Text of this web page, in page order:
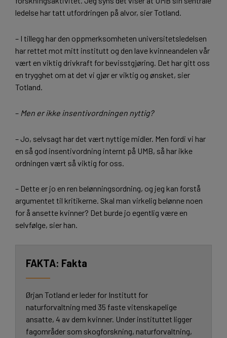
ledelse har tatt utfordringen på alvor, sier Totland.
– I tillegg har den oppmerksomheten universitetsledelsen
har rettet mot mitt institutt og den lave kvinneandelen vår
vært en viktig drivkraft for bevisstgjøring. Det har gitt oss
en trygghet om at det vi gjør er viktig og ønsket, sier
Totland.
– Men er ikke insentivordningen nyttig?
– Jo, selvsagt har det vært nyttige midler. Men fordi vi har
en så god insentivordning internt på UMB, så har ikke
ordningen vært så viktig for oss.
– Dette er jo en ren belønningsordning, og jeg kan forstå
argumentet til kritikerne. Skal man virkelig belønne noen
for å ansette kvinner? Det burde jo egentlig være en
selvfølge, sier han.
Fakta
Ørjan Totland er leder for Institutt for
naturforvaltning med 35 faste vitenskapelige
ansatte, 4 av dem kvinner. Under instituttet ligger
fagområder som skogforskning, naturforvaltning,